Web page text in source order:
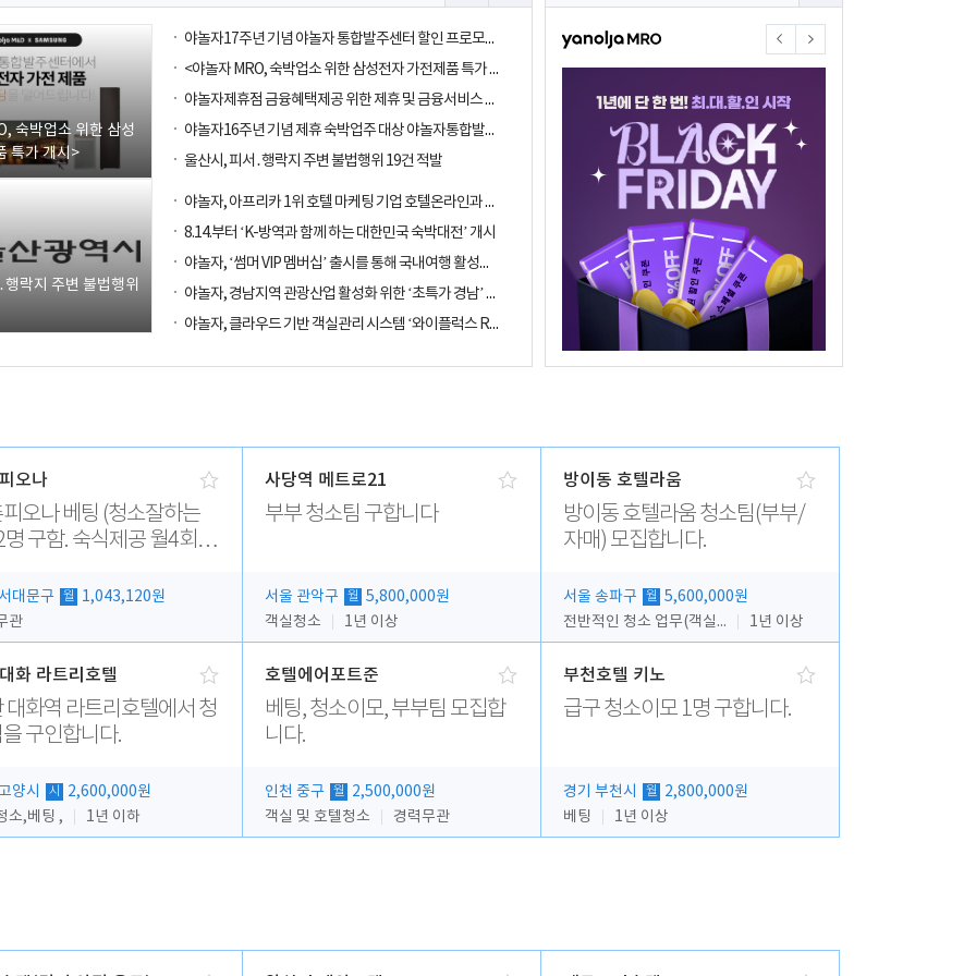
숙박업소 위한 삼성
특가 개시>
락지 주변 불법행위
야놀자17주년 기념 야놀자 통합발주센터 할인 프로모션 진행
<야놀자 MRO, 숙박업소 위한 삼성전자 가전제품 특가 개시>
야놀자제휴점 금융혜택제공 위한 제휴 및 금융서비스 게시
야놀자16주년 기념 제휴 숙박업주 대상 야놀자통합발주센터 할인쿠폰 증정
울산시, 피서․행락지 주변 불법행위 19건 적발
야놀자, 아프리카 1위 호텔 마케팅 기업 호텔온라인과 전략적 파트너십 체결
8.14.부터 ‘K-방역과 함께 하는 대한민국 숙박대전’ 개시
야놀자, ‘썸머 VIP 멤버십’ 출시를 통해 국내여행 활성화에 박차
야놀자, 경남지역 관광산업 활성화 위한 ‘초특가 경남’ 기획전 진행
야놀자, 클라우드 기반 객실관리 시스템 ‘와이플럭스 RMS’ 출시
오나
팅 (청소잘하는
구함. 숙식제공 월4회휴
대문구 월
1,043,120원
관
사당역 메트로21
부부 청소팀 구합니다
서울 관악구 월
5,800,000원
객실청소
1년 이상
방이동 호텔라움
방이동 호텔라움 청소팀(부부/
자매) 모집합니다.
서울 송파구 월
5,600,000원
전반적인 청소 업무(객실청소.객실정리)
1년 이상
화 라트리호텔
대화역 라트리호텔에서 청
구인합니다.
양시 시
2,600,000원
소,베팅 ,
1년 이하
호텔에어포트준
베팅, 청소이모, 부부팀 모집합
니다.
인천 중구 월
2,500,000원
객실 및 호텔청소
경력무관
부천호텔 키노
급구 청소이모 1명 구합니다.
경기 부천시 월
2,800,000원
베팅
1년 이상